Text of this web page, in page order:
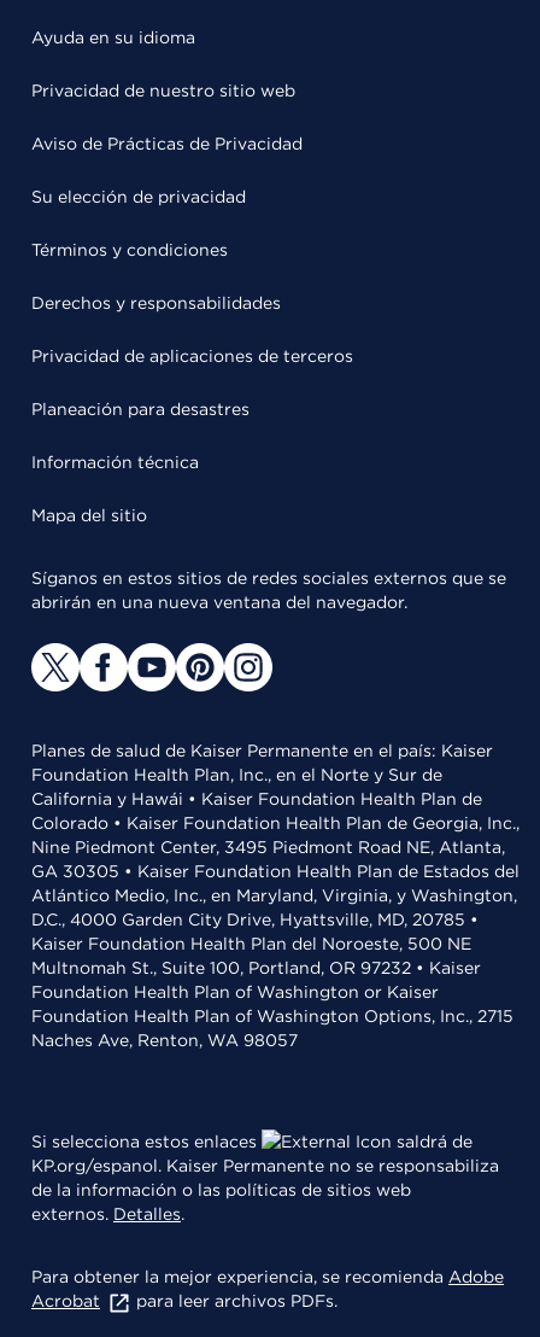
Ayuda en su idioma
Privacidad de nuestro sitio web
Aviso de Prácticas de Privacidad
Su elección de privacidad
Términos y condiciones
Derechos y responsabilidades
Privacidad de aplicaciones de terceros
Planeación para desastres
Información técnica
Mapa del sitio
Síganos en estos sitios de redes sociales externos que se
abrirán en una nueva ventana del navegador.
Planes de salud de Kaiser Permanente en el país: Kaiser
Foundation Health Plan, Inc., en el Norte y Sur de
California y Hawái • Kaiser Foundation Health Plan de
Colorado • Kaiser Foundation Health Plan de Georgia, Inc.,
Nine Piedmont Center, 3495 Piedmont Road NE, Atlanta,
GA 30305 • Kaiser Foundation Health Plan de Estados del
Atlántico Medio, Inc., en Maryland, Virginia, y Washington,
D.C., 4000 Garden City Drive, Hyattsville, MD, 20785 •
Kaiser Foundation Health Plan del Noroeste, 500 NE
Multnomah St., Suite 100, Portland, OR 97232 • Kaiser
Foundation Health Plan of Washington or Kaiser
Foundation Health Plan of Washington Options, Inc., 2715
Naches Ave, Renton, WA 98057
Si selecciona estos enlaces
saldrá de
KP.org/espanol. Kaiser Permanente no se responsabiliza
de la información o las políticas de sitios web
externos. Detalles.
Para obtener la mejor experiencia, se recomienda Adobe
Acrobat
para leer archivos PDFs.